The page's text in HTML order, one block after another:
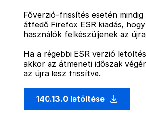
Főverzió-frissítés esetén mindig
átfedő Firefox ESR kiadás,
használók felkészüljenek az
Ha a régebbi ESR verzió
akkor az átmeneti időszak
az újra lesz frissítve.
140.13.0 letöltése